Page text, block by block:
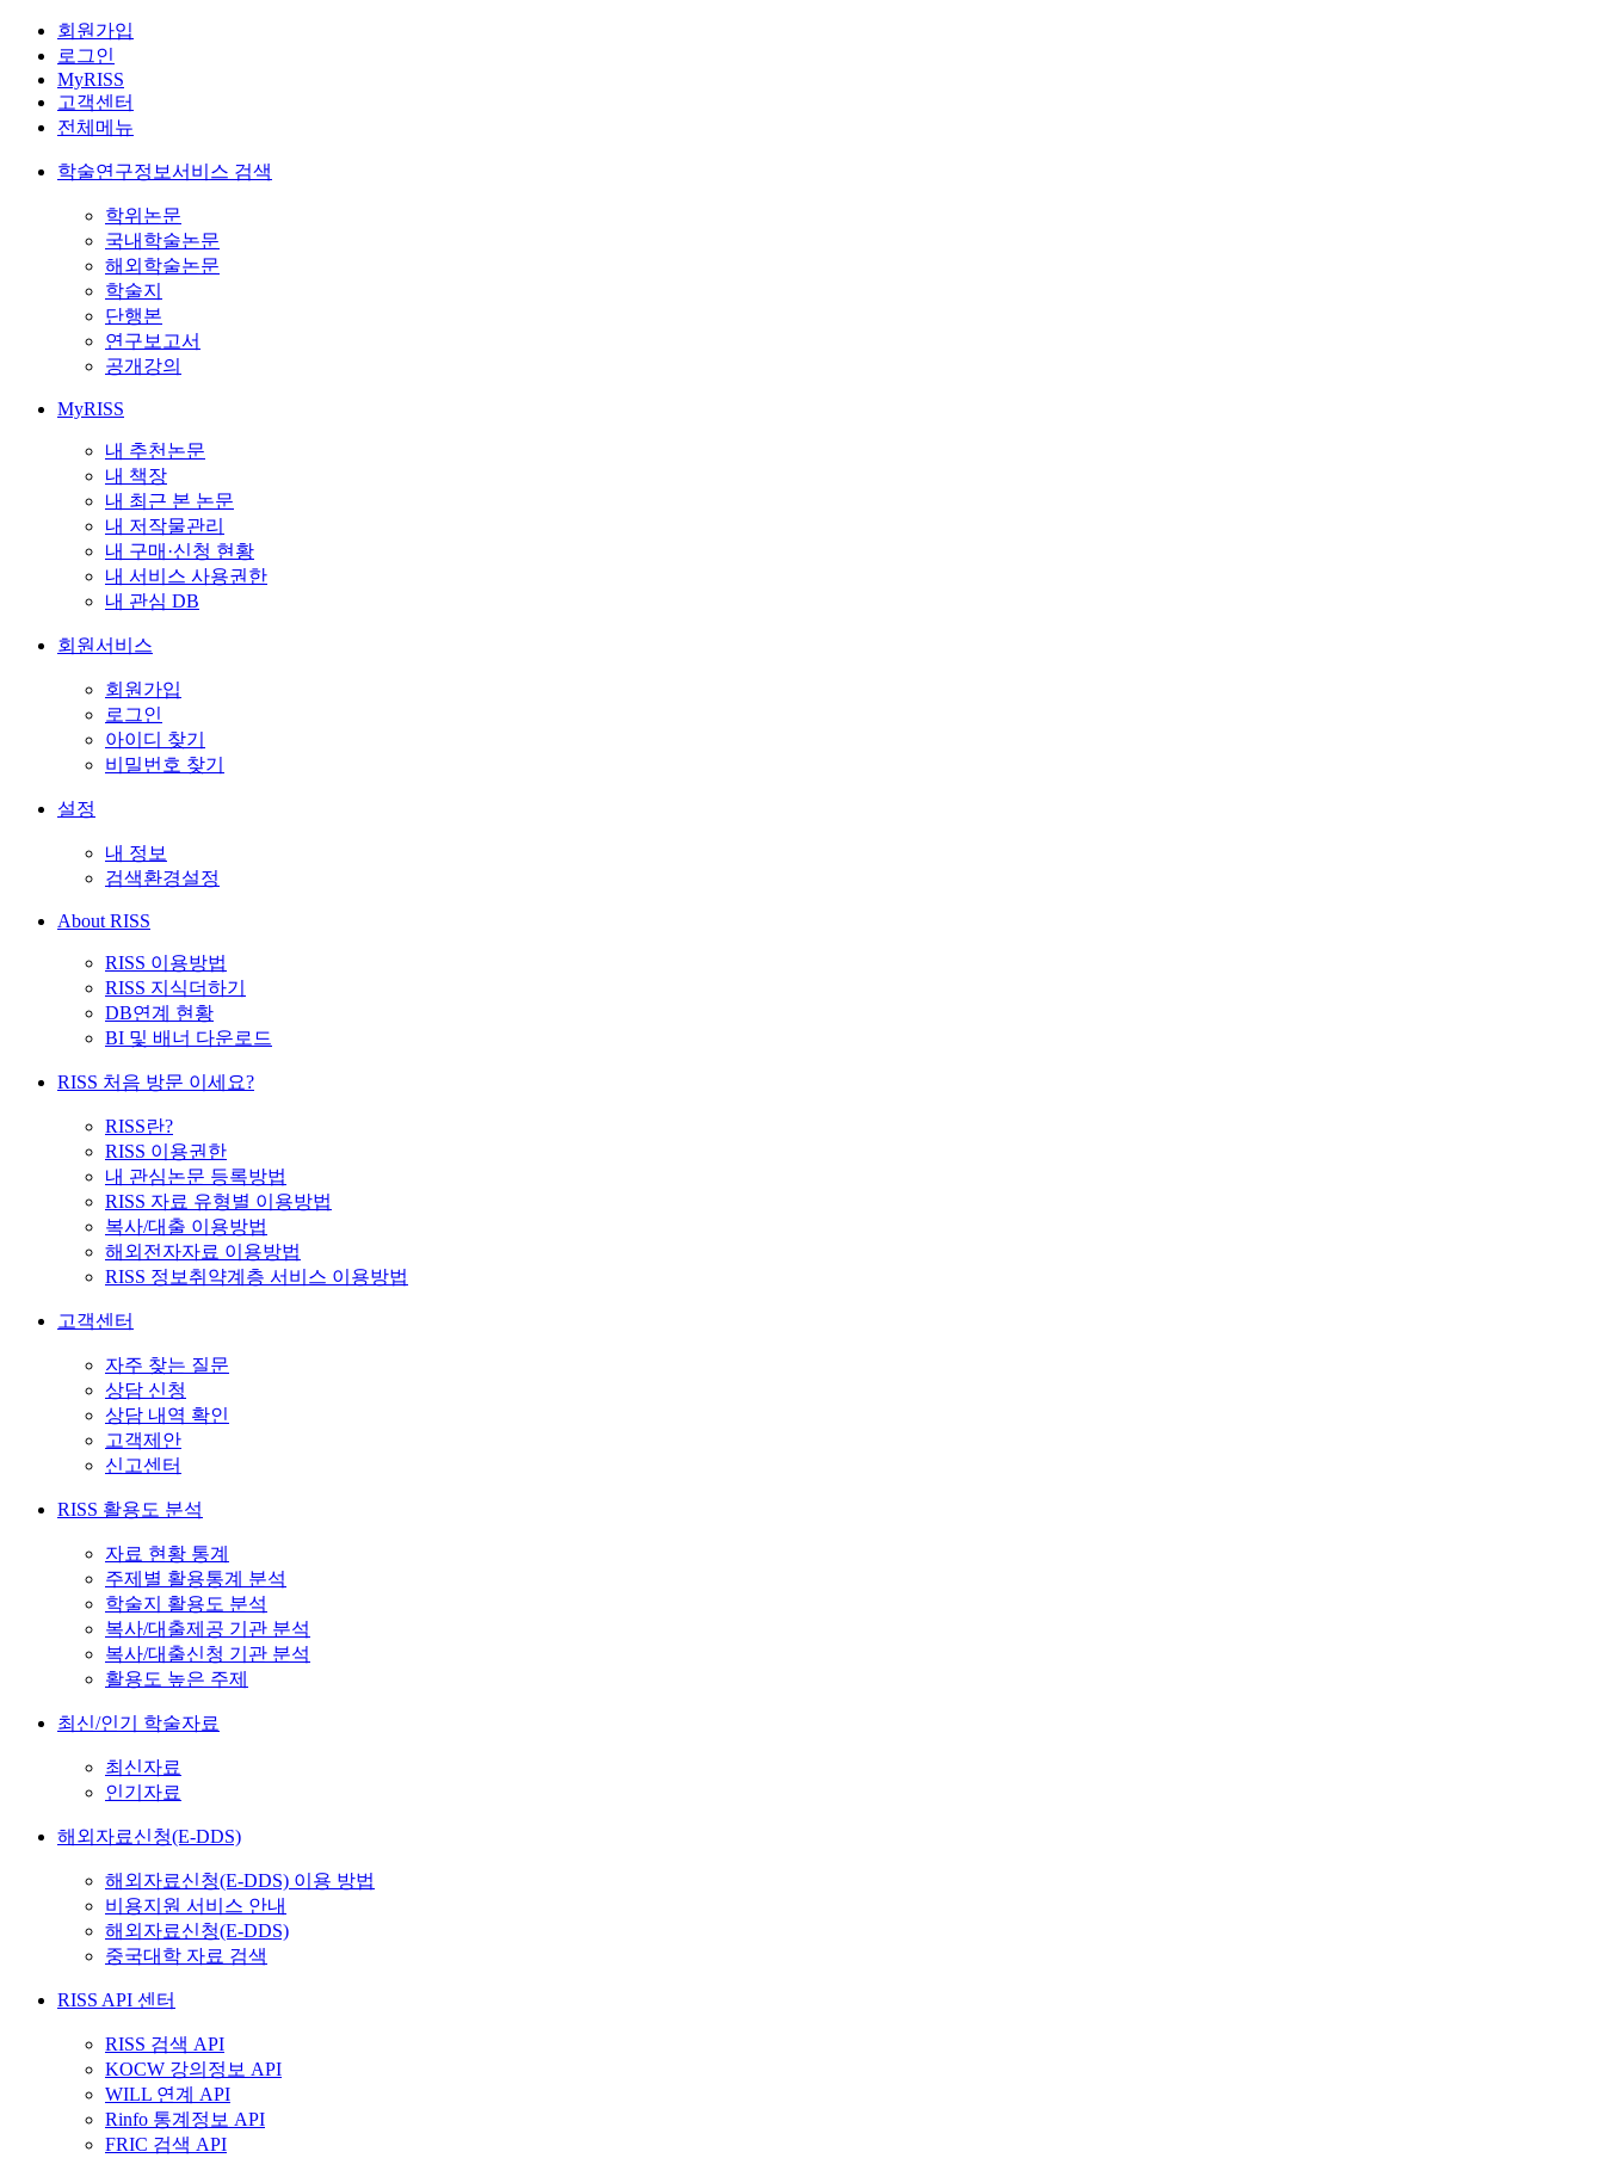
회원가입
로그인
MyRISS
고객센터
전체메뉴
학술연구정보서비스 검색
학위논문
국내학술논문
해외학술논문
학술지
단행본
연구보고서
공개강의
MyRISS
내 추천논문
내 책장
내 최근 본 논문
내 저작물관리
내 구매·신청 현황
내 서비스 사용권한
내 관심 DB
회원서비스
회원가입
로그인
아이디 찾기
비밀번호 찾기
설정
내 정보
검색환경설정
About RISS
RISS 이용방법
RISS 지식더하기
DB연계 현황
BI 및 배너 다운로드
RISS 처음 방문 이세요?
RISS란?
RISS 이용권한
내 관심논문 등록방법
RISS 자료 유형별 이용방법
복사/대출 이용방법
해외전자자료 이용방법
RISS 정보취약계층 서비스 이용방법
고객센터
자주 찾는 질문
상담 신청
상담 내역 확인
고객제안
신고센터
RISS 활용도 분석
자료 현황 통계
주제별 활용통계 분석
학술지 활용도 분석
복사/대출제공 기관 분석
복사/대출신청 기관 분석
활용도 높은 주제
최신/인기 학술자료
최신자료
인기자료
해외자료신청(E-DDS)
해외자료신청(E-DDS) 이용 방법
비용지원 서비스 안내
해외자료신청(E-DDS)
중국대학 자료 검색
RISS API 센터
RISS 검색 API
KOCW 강의정보 API
WILL 연계 API
Rinfo 통계정보 API
FRIC 검색 API